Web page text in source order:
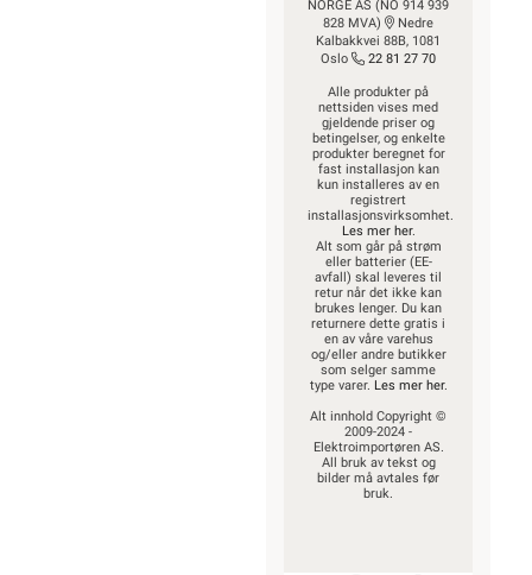
NORGE AS (NO 914 939
828 MVA)
Nedre
Kalbakkvei 88B, 1081
Oslo
22 81 27 70
Alle produkter på
nettsiden vises med
gjeldende priser og
betingelser, og enkelte
produkter beregnet for
fast installasjon kan
kun installeres av en
registrert
installasjonsvirksomhet.
Les mer her.
Alt som går på strøm
eller batterier (EE-
avfall) skal leveres til
retur når det ikke kan
brukes lenger. Du kan
returnere dette gratis i
en av våre varehus
og/eller andre butikker
som selger samme
type varer. Les mer her.
Alt innhold Copyright ©
2009-2024 -
Elektroimportøren AS.
All bruk av tekst og
bilder må avtales før
bruk.